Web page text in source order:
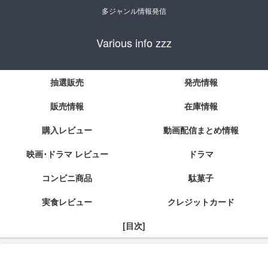
多ジャンル情報発信
Various info zzz
抽選販売
発売情報
販売情報
在庫情報
購入レビュー
動画配信まとめ情報
映画･ドラマ レビュー
ドラマ
コンビニ商品
駄菓子
実食レビュー
クレジットカード
[目次]